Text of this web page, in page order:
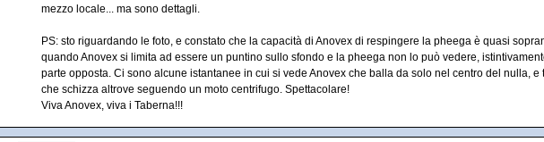
mezzo locale... ma sono dettagli.
PS: sto riguardando le foto, e constato che la capacità di Anovex di respingere la pheega è quasi
quando Anovex si limita ad essere un puntino sullo sfondo e la pheega non lo può vedere,
parte opposta. Ci sono alcune istantanee in cui si vede Anovex che balla da solo nel centro del nulla, e
che schizza altrove seguendo un moto centrifugo. Spettacolare!
Viva Anovex, viva i Taberna!!!